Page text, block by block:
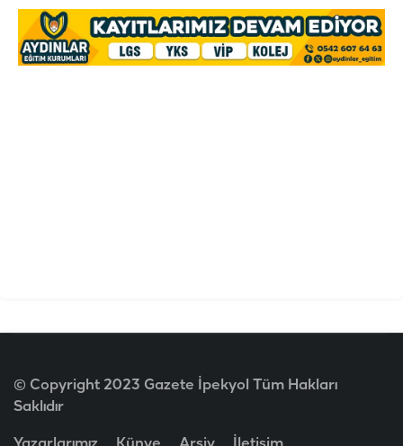
© Copyright 2023 Gazete İpekyol Tüm Hakları
Saklıdır